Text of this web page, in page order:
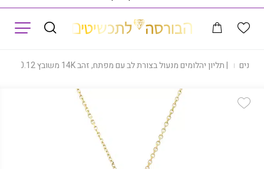
|תליון יהלומים מנעול בצורת לב עם מפתח, זהב 14K משובץ 0.12 קראט יהלומים, דגם PDPH20679YW